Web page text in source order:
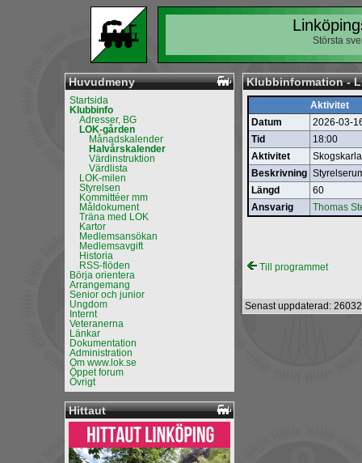
Största
Huvudmeny
Startsida
Klubbinfo
Adresser, BG
LOK-gården
Månadskalender
Halvårskalender
Värdinstruktion
Värdlista
LOK-milen
Styrelsen
Kommittéer mm
Måldokument
Träna med LOK
Kartor
Medlemsansökan
Medlemsavgift
Historia
RSS-flöden
Börja orientera
Arrangemang
Senior och junior
Ungdom
Internt
Veteranerna
Länkar
Dokumentation
Administration
Om www.lok.se
Öppet forum
Övrigt
Hittaut
Klubbinformation -
Aktivitet
Datum
2026-03-
Tid
18:00
Aktivitet
Beskrivning
Längd
60
Ansvarig
Thomas
Till programmet
Senast uppdaterad: